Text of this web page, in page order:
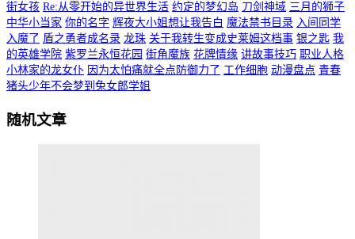
街女孩 Re:从零开始的异世界生活 约定的梦幻岛 刀剑神域 三月的狮子
中华小当家 你的名字 辉夜大小姐想让我告白 魔法禁书目录 入间同学
入魔了 盾之勇者成名录 龙珠 关于我转生变成史莱姆这档事 银之匙 我
的英雄学院 紫罗兰永恒花园 街角魔族 花牌情缘 讲故事技巧 职业人格
小林家的龙女仆 因为太怕痛就全点防御力了 工作细胞 动漫盘点 青春
猪头少年不会梦到兔女郎学姐
随机文章